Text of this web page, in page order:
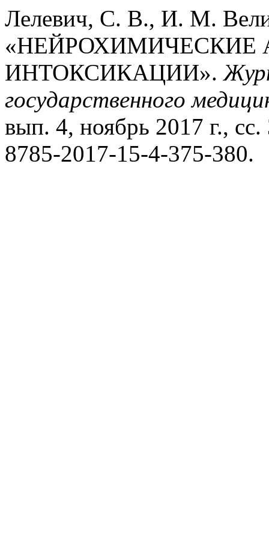
Лелевич, С. В., И. М.
«НЕЙРОХИМИЧЕСКИЕ
ИНТОКСИКАЦИИ».
государственного
вып. 4, ноябрь 2017 г.,
8785-2017-15-4-375-380.